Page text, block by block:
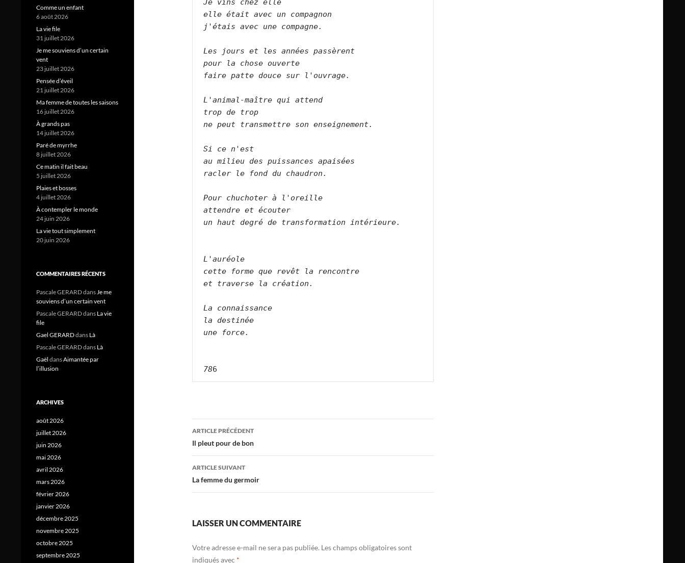
elle était avec un compagnon
j'étais avec une compagne.
Les jours et les années passèrent
pour la chose ouverte
faire patte douce sur l'ouvrage.
L'animal-maître qui attend
trop de trop
ne peut transmettre son enseignement.
Si ce n'est
au milieu des puissances apaisées
racler le fond du chaudron.
Pour chuchoter à l'oreille
attendre et écouter
un haut degré de transformation intérieure.
L'auréole
cette forme que revêt la rencontre
et traverse la création.
La connaissance
la destinée
une force.
786
Navigation
des
articles
ARTICLE PRÉCÉDENT
Il pleut pour de bon
ARTICLE SUIVANT
La femme du germoir
LAISSER UN COMMENTAIRE
Votre adresse e-mail ne sera pas publiée. Les champs obligatoires sont
indiqués avec *
Comme un enfant
6 août 2026
La vie file
31 juillet 2026
Je me souviens d’un certain
vent
23 juillet 2026
Pensée d’éveil
21 juillet 2026
Ma femme de toutes les saisons
16 juillet 2026
À grands pas
14 juillet 2026
Paré de myrrhe
8 juillet 2026
Ce matin il fait beau
5 juillet 2026
Plaies et bosses
4 juillet 2026
À contempler le monde
24 juin 2026
La vie tout simplement
20 juin 2026
COMMENTAIRES RÉCENTS
Pascale GERARDdansJe me
souviens d’un certain vent
Pascale GERARDdans La vie
file
Gael GERARDdans Là
Pascale GERARDdans Là
Gaël dansAimantée par
l’illusion
ARCHIVES
août 2026
juillet 2026
juin 2026
mai 2026
avril 2026
mars 2026
février 2026
janvier 2026
décembre 2025
novembre 2025
octobre 2025
septembre 2025